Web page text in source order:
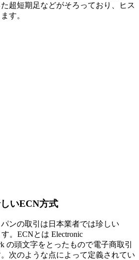
超短期足などがそろっており、ヒス
す。
いECN方式
ンの取引は日本業者では珍しい
。ECNとは Electronic
の頭文字をとったもので電子商取引
次のような点によって定義されてい